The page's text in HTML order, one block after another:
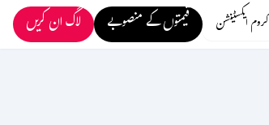
کروم ایکسٹینشن قیمتوں کے منصوبے لاگ ان کریں